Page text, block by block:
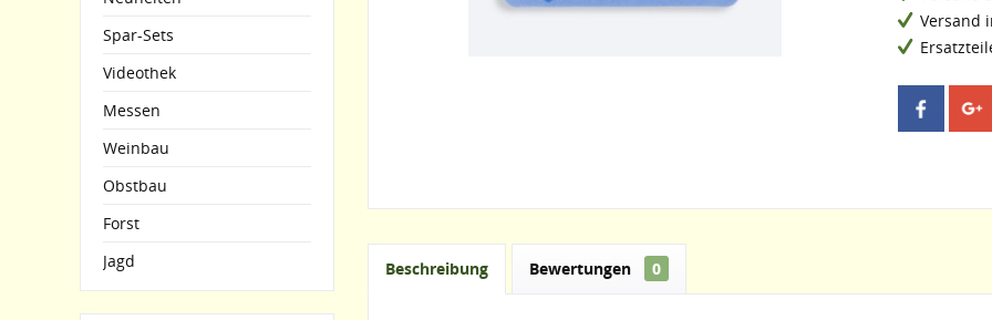
Spar-Sets
Videothek
Messen
Weinbau
Obstbau
Forst
Jagd
Versand
Beschreibung Bewertungen 0